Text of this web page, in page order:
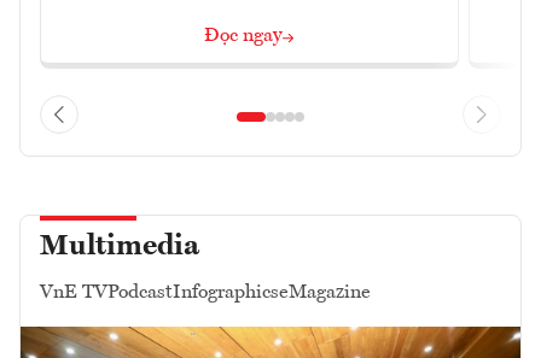
Đọc ngay
Multimedia
VnE TVPodcastInfographicseMagazine